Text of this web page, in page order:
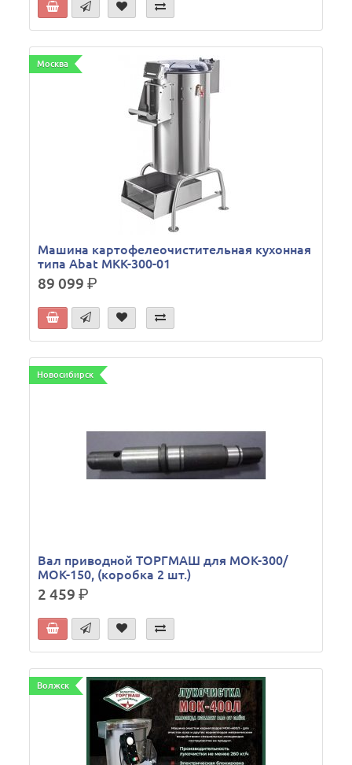
Москва
Машина картофелеочистительная кухонная
типа Abat МКК-300-01
89 099р.
Новосибирск
Вал приводной ТОРГМАШ для МОК-300/
МОК-150, (коробка 2 шт.)
2 459р.
Волжск